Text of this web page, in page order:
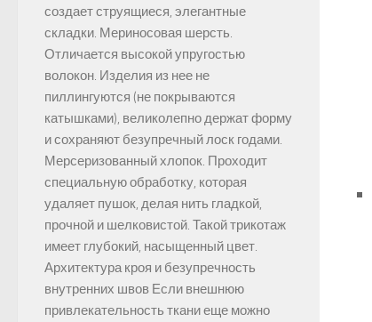
создает струящиеся, элегантные
складки. Мериносовая шерсть.
Отличается высокой упругостью
волокон. Изделия из нее не
пиллингуются (не покрываются
катышками), великолепно держат форму
и сохраняют безупречный лоск годами.
Мерсеризованный хлопок. Проходит
специальную обработку, которая
удаляет пушок, делая нить гладкой,
прочной и шелковистой. Такой трикотаж
имеет глубокий, насыщенный цвет.
Архитектура кроя и безупречность
внутренних швов Если внешнюю
привлекательность ткани еще можно